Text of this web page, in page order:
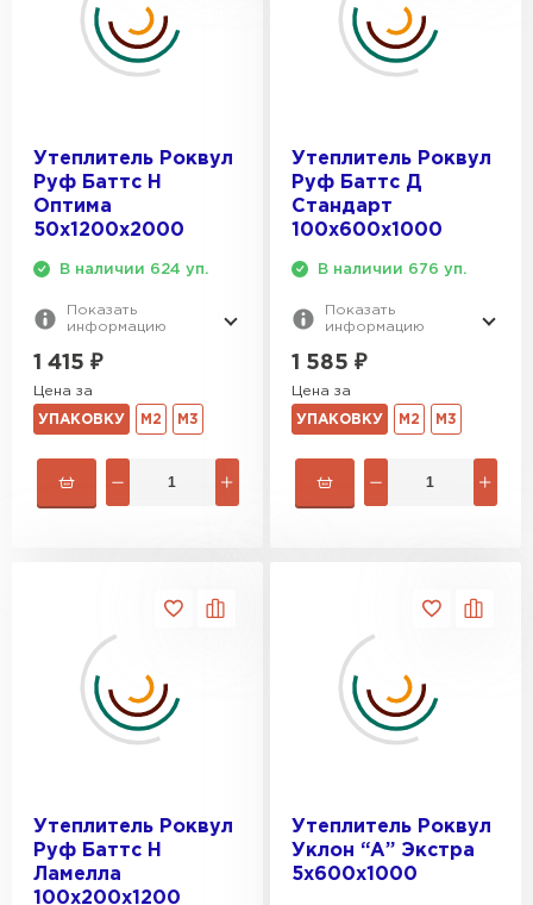
Утеплитель Роквул
Руф Баттс Н
Оптима
50х1200х2000
В наличии 624 уп.
Показать
информацию
1 415 ₽
Цена за
УПАКОВКУ М2 М3
Утеплитель Роквул
Руф Баттс Д
Стандарт
100х600х1000
В наличии 676 уп.
Показать
информацию
1 585 ₽
Цена за
УПАКОВКУ М2 М3
Утеплитель Роквул
Руф Баттс Н
Ламелла
100х200х1200
Утеплитель Роквул
Уклон “А” Экстра
5х600х1000